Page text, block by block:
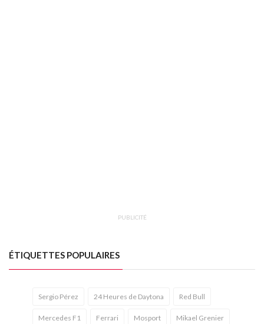
PUBLICITÉ
ÉTIQUETTES POPULAIRES
Sergio Pérez 24 Heures de Daytona Red Bull
Mercedes F1 Ferrari Mosport Mikael Grenier